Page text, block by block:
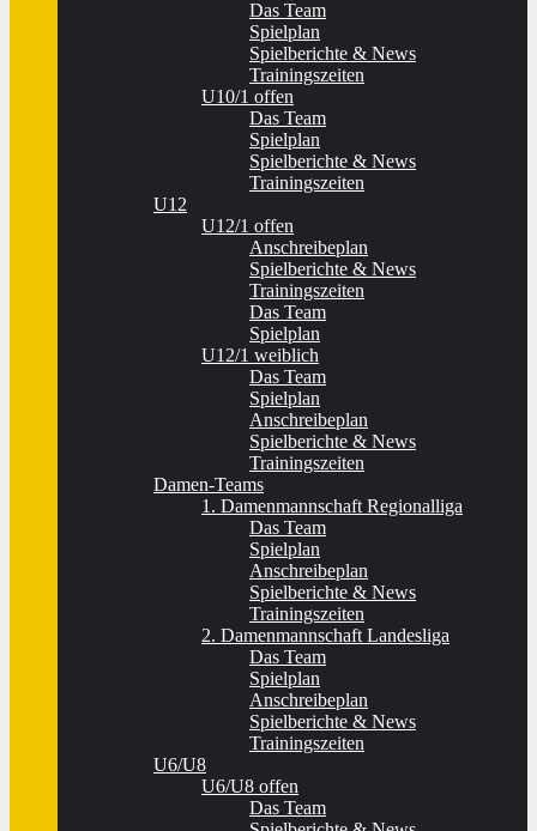
Das Team
Spielplan
Spielberichte & News
Trainingszeiten
U10/1 offen
Das Team
Spielplan
Spielberichte & News
Trainingszeiten
U12
U12/1 offen
Anschreibeplan
Spielberichte & News
Trainingszeiten
Das Team
Spielplan
U12/1 weiblich
Das Team
Spielplan
Anschreibeplan
Spielberichte & News
Trainingszeiten
Damen-Teams
1. Damenmannschaft Regionalliga
Das Team
Spielplan
Anschreibeplan
Spielberichte & News
Trainingszeiten
2. Damenmannschaft Landesliga
Das Team
Spielplan
Anschreibeplan
Spielberichte & News
Trainingszeiten
U6/U8
U6/U8 offen
Das Team